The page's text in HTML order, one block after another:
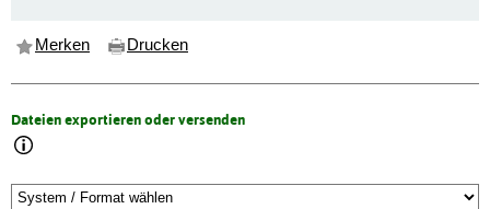
Merken Drucken
Dateien exportieren oder versenden